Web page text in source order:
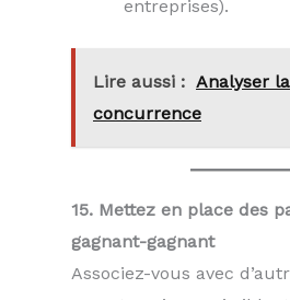
entreprises).
Lire aussi : Analyser la
concurrence
15. Mettez en place des
gagnant-gagnant
Associez-vous avec